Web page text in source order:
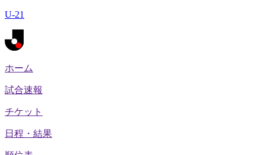
U-21
ホーム
試合速報
チケット
日程・結果